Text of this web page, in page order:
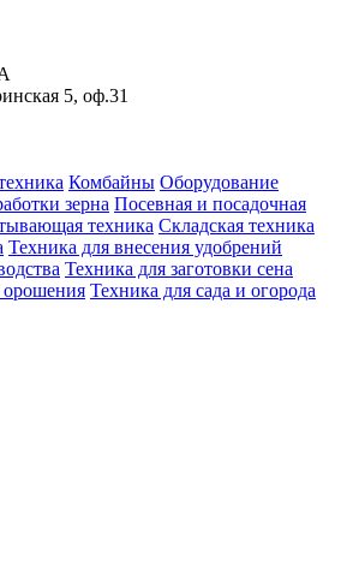
5, оф.31
Комбайны Оборудование
зерна Посевная и посадочная
техника Складская техника
Техника для внесения удобрений
Техника для заготовки сена
орошения Техника для сада и огорода